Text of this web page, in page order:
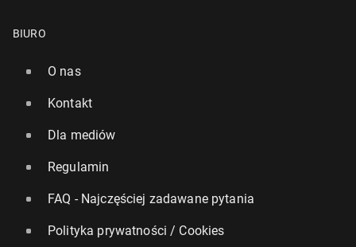
BIURO
O nas
Kontakt
Dla mediów
Regulamin
FAQ - Najczęściej zadawane pytania
Polityka prywatności / Cookies